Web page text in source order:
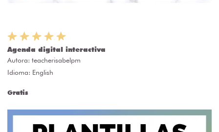
Agenda digital interactiva
Autora: teacherisabelpm
Idioma: English
Gratis